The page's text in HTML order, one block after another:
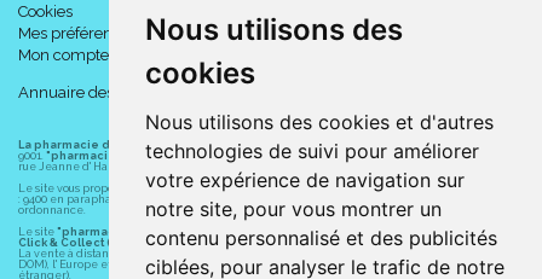
Nous utilisons des
cookies
Nous utilisons des cookies et d'autres
technologies de suivi pour améliorer
votre expérience de navigation sur
notre site, pour vous montrer un
contenu personnalisé et des publicités
ciblées, pour analyser le trafic de notre
Cookies
Mes préférences Cookies
Mon compte
Annuaire des pharmacies
La pharmacie du centre à Albert
(80300) est une pharmacie française certifiée ISO
9001. "pharmacie-du-centre-albert.fr " est le site internet de la pharmacie du centre
rue Jeanne d' Harcourt, 80300 Albert.
Le site vous propose un large choix de plus de 11000 références, au prix les plus bas possible
: 9400 en parapharmacie, animaux, orthopédie, matériel médical. 1700 en médicaments sans
ordonnance.
Le site "pharmacie-du-centre-albert.fr"
vous propose les service suivants :
Click & Collect (retrait gratuit dans la pharmacie).
La vente à distance chez vous et/ou chez un commerçant sur la France (Andorre, Monaco et
DOM), l' Europe et le monde entier (livraison assuré par Colissimo et ses partenaires à l'
étranger).